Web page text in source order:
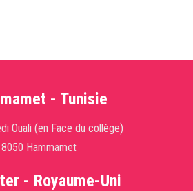
- Tunisie
Ouali (en Face du collège)
8050 Hammamet
- Royaume-Uni